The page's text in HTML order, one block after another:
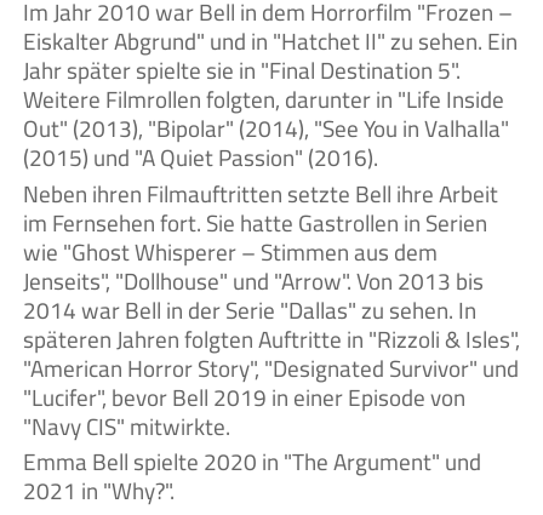
Im Jahr 2010 war Bell in dem Horrorfilm "Frozen –
Eiskalter Abgrund" und in "Hatchet II" zu sehen. Ein
Jahr später spielte sie in "Final Destination 5".
Weitere Filmrollen folgten, darunter in "Life Inside
Out" (2013), "Bipolar" (2014), "See You in Valhalla"
(2015) und "A Quiet Passion" (2016).
Neben ihren Filmauftritten setzte Bell ihre Arbeit
im Fernsehen fort. Sie hatte Gastrollen in Serien
wie "Ghost Whisperer – Stimmen aus dem
Jenseits", "Dollhouse" und "Arrow". Von 2013 bis
2014 war Bell in der Serie "Dallas" zu sehen. In
späteren Jahren folgten Auftritte in "Rizzoli & Isles",
"American Horror Story", "Designated Survivor" und
"Lucifer", bevor Bell 2019 in einer Episode von
"Navy CIS" mitwirkte.
Emma Bell spielte 2020 in "The Argument" und
2021 in "Why?".